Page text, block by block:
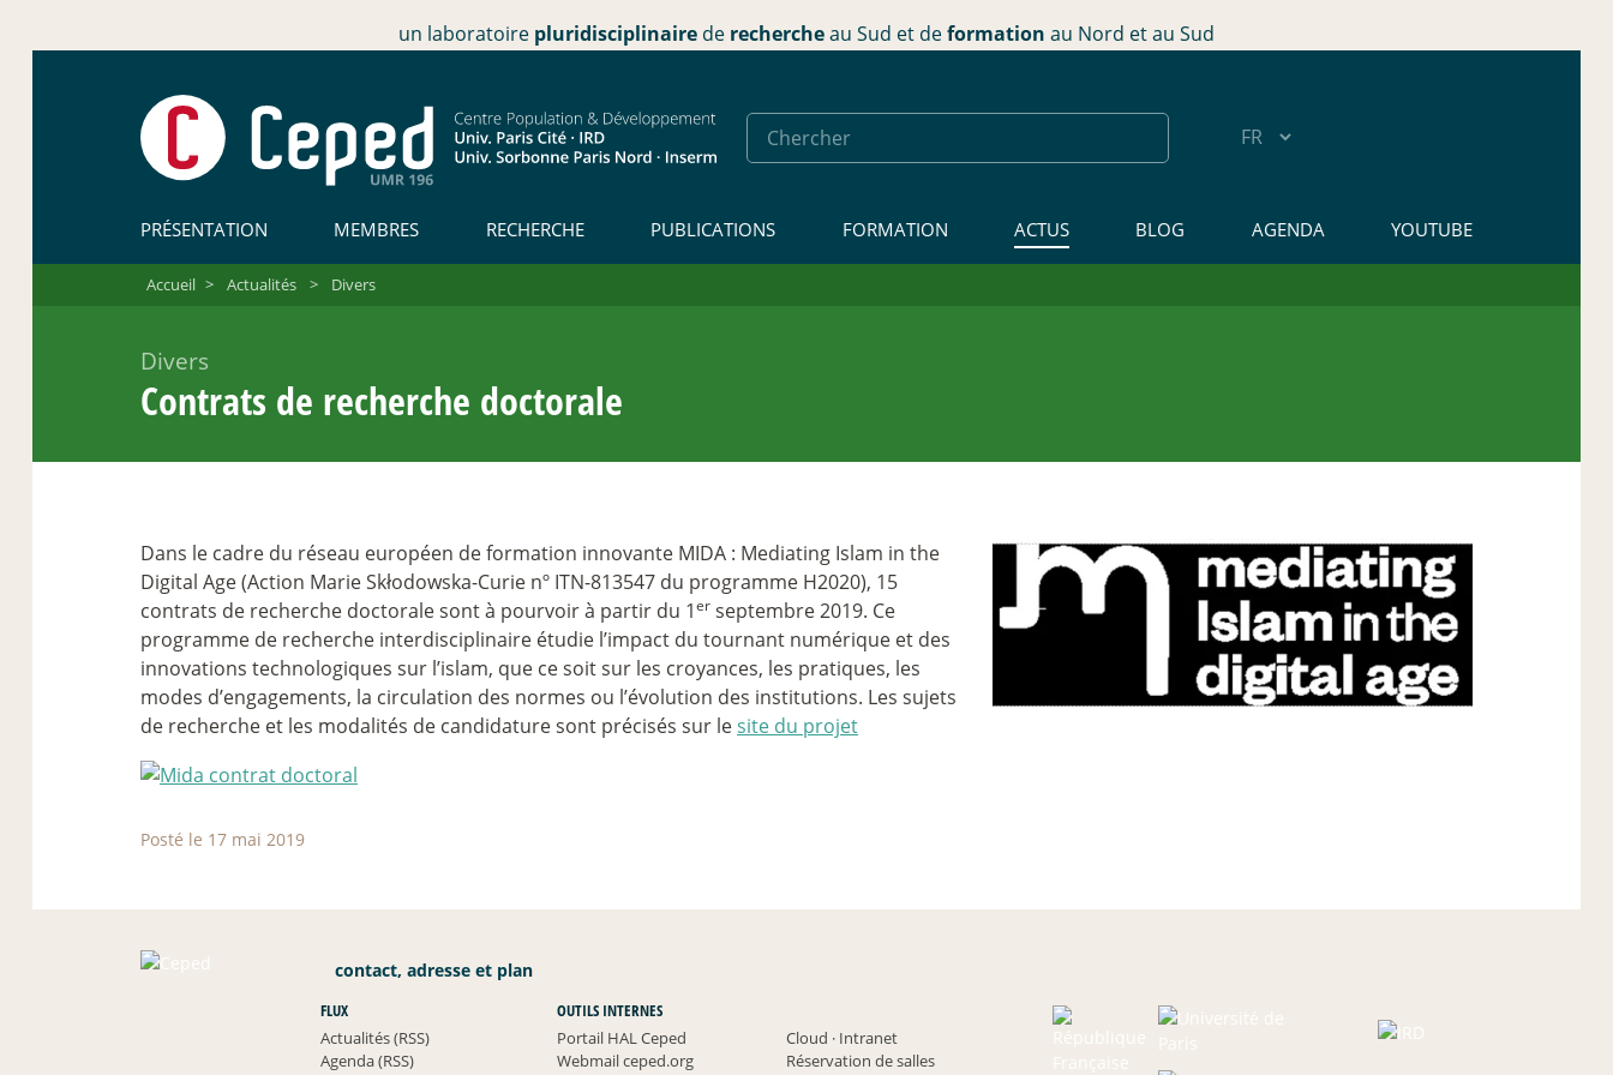
un laboratoire pluridisciplinaire de rechercheau Sud et deformation au Nord et au Sud
PRÉSENTATION MEMBRES RECHERCHE PUBLICATIONS FORMATION ACTUS BLOG AGENDA YOUTUBE
Accueil > Actualités > Divers
Divers
Contrats de recherche doctorale
Dans le cadre du réseau européen de formation innovante MIDA : Mediating Islam in the
Digital Age (Action Marie Skłodowska-Curie nº ITN-813547 du programme H2020), 15
contrats de recherche doctorale sont à pourvoir à partir du 1er septembre 2019. Ce
programme de recherche interdisciplinaire étudie l’impact du tournant numérique et des
innovations technologiques sur l’islam, que ce soit sur les croyances, les pratiques, les
modes d’engagements, la circulation des normes ou l’évolution des institutions. Les sujets
de recherche et les modalités de candidature sont précisés sur lesite du projet
Posté le 17 mai 2019
contact, adresse et plan
FLUX
Actualités (RSS)
Agenda (RSS)
OUTILS INTERNES
Portail HAL Ceped
Cloud · Intranet
Webmail ceped.org
Réservation de salles